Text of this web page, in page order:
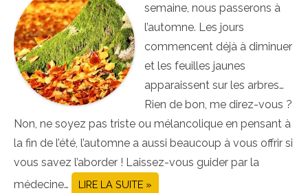
semaine, nous passerons à
l’automne. Les jours
commencent déjà à diminuer
et les feuilles jaunes
apparaissent sur les arbres…
Rien de bon, me direz-vous ?
Non, ne soyez pas triste ou mélancolique en pensant à
la fin de l’été, l’automne a aussi beaucoup à vous offrir si
vous savez l’aborder ! Laissez-vous guider par la
médecine…
LIRE LA SUITE »